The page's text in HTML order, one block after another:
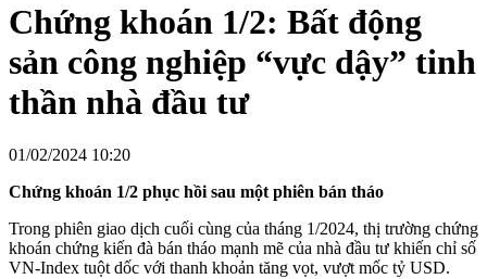
Chứng khoán 1/2: Bất động
sản công nghiệp “vực dậy” tinh
thần nhà đầu tư
01/02/2024 10:20
Chứng khoán 1/2 phục hồi sau một phiên bán tháo
Trong phiên giao dịch cuối cùng của tháng 1/2024, thị trường chứng
khoán chứng kiến đà bán tháo mạnh mẽ của nhà đầu tư khiến chỉ số
VN-Index tuột dốc với thanh khoản tăng vọt, vượt mốc tỷ USD.